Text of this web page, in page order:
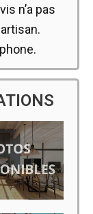
n’a pas